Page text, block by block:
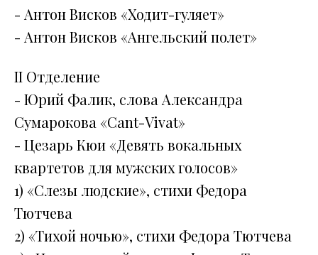
- Антон Висков «Ходит-гуляет»
- Антон Висков «Ангельский полет»
II Отделение
- Юрий Фалик, слова Александра
Сумарокова «Cant-Vivat»
- Цезарь Кюи «Девять вокальных
квартетов для мужских голосов»
1) «Слезы людские», стихи Федора
Тютчева
2) «Тихой ночью», стихи Федора Тютчева